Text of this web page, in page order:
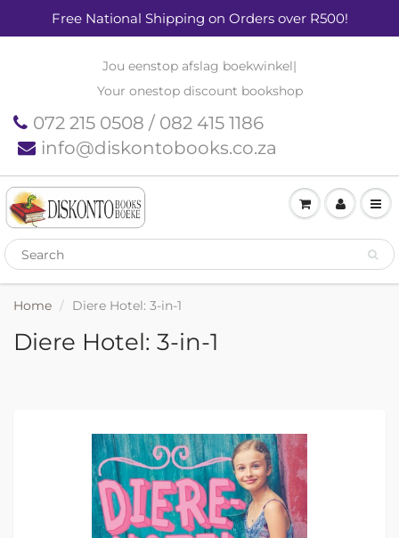
Free National Shipping on Orders over R500!
Jou eenstop afslag boekwinkel|
Your onestop discount bookshop
072 215 0508 / 082 415 1186
info@diskontobooks.co.za
Home Diere Hotel: 3-in-1
Diere Hotel: 3-in-1